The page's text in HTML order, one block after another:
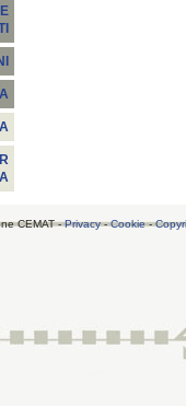
CEMAT -Privacy-Cookie-